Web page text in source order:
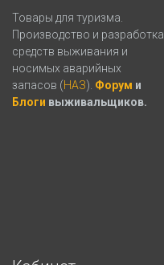
Товары для туризма.
Производство и разработка
средств выживания и
носимых аварийных
запасов (НАЗ). Форум и
Блоги выживальщиков.